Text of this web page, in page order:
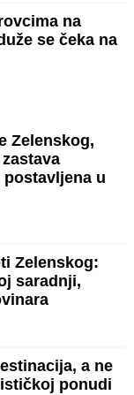
na
se čeka na
Zelenskog,
u
Zelenskog:
saradnji,
a ne
ponudi